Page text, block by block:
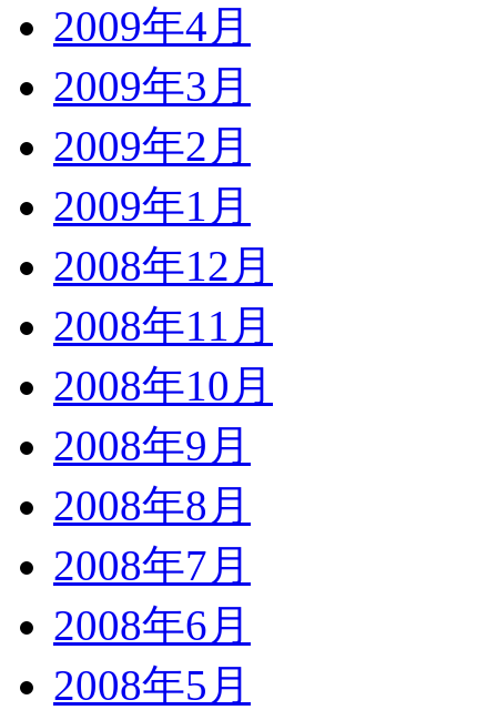
2009年4月
2009年3月
2009年2月
2009年1月
2008年12月
2008年11月
2008年10月
2008年9月
2008年8月
2008年7月
2008年6月
2008年5月